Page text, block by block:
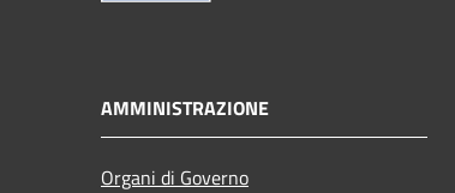
AMMINISTRAZIONE
Organi di Governo